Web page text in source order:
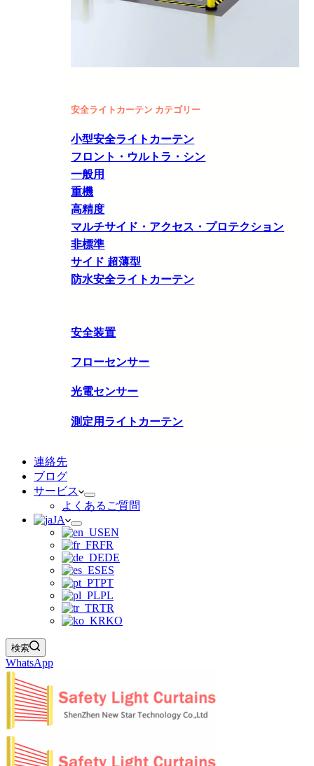
安全ライトカーテン カテゴリー
小型安全ライトカーテン
フロント・ウルトラ・シン
一般用
重機
高精度
マルチサイド・アクセス・プロテクション
非標準
サイド 超薄型
防水安全ライトカーテン
安全装置
フローセンサー
光電センサー
測定用ライトカーテン
連絡先
ブログ
サービス
よくあるご質問
JA
EN
FR
DE
ES
PT
PL
TR
KO
検索
WhatsApp